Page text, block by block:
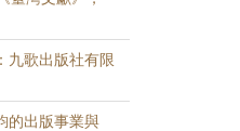
九歌出版社有限
的出版事業與